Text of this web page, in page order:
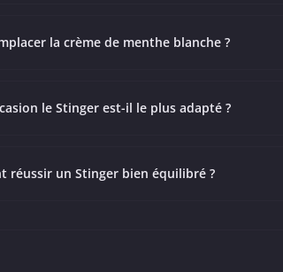
la crème de menthe blanche ?
le Stinger est-il le plus adapté ?
réussir un Stinger bien équilibré ?